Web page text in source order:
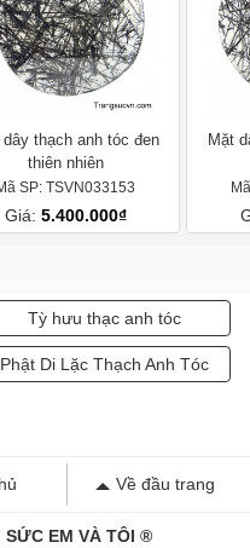
dây thạch anh tóc đen
thiên nhiên
SP: TSVN033153
Giá: 5.400.000₫
Mặt
Tỳ hưu thạc anh tóc
Phật Di Lặc Thạch Anh Tóc
Về đầu trang
SỨC EM VÀ TÔI ®